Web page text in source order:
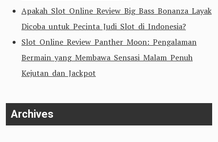
Apakah Slot Online Review Big Bass Bonanza Layak
Dicoba untuk Pecinta Judi Slot di Indonesia?
Slot Online Review Panther Moon: Pengalaman
Bermain yang Membawa Sensasi Malam Penuh
Kejutan dan Jackpot
Archives